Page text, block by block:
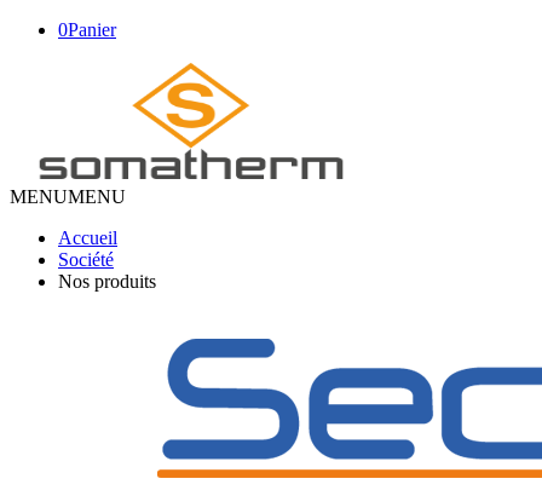
0Panier
MENUMENU
Accueil
Société
Nos produits